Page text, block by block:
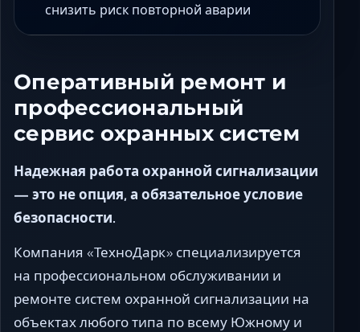
снизить риск повторной аварии
Оперативный ремонт и
профессиональный
сервис охранных систем
Надежная работа охранной сигнализации
— это не опция, а обязательное условие
безопасности.
Компания «ТехноДарк» специализируется
на профессиональном обслуживании и
ремонте систем охранной сигнализации на
объектах любого типа по всему Южному и